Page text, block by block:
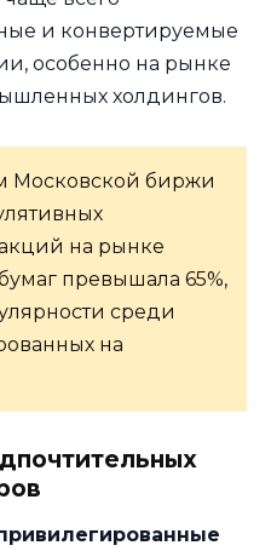
и конвертируемые
особенно на рынке
холдингов.
Московской биржи
на рынке
превышала 65%,
среди
на